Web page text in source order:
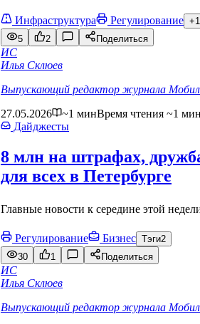
Инфраструктура Регулирование +1
5
2 Поделиться
ИС
Илья Склюев
Выпускающий редактор журнала
27.05.2026
~1 минВремя чтения ~1 мин
Дайджесты
8 млн на штрафах,
для всех в Петербурге
Главные новости к середине этой
Регулирование Бизнес Тэги2
30
1 Поделиться
ИС
Илья Склюев
Выпускающий редактор журнала